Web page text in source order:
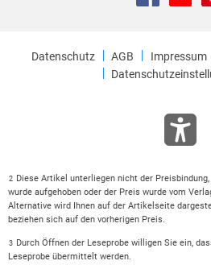
Datenschutz AGB Impressum
2
Diese Artikel unterliegen nicht der
wurde aufgehoben oder der Preis wurde vom
Alternative wird Ihnen auf der Artikelseite
beziehen sich auf den vorherigen Preis.
3
Durch Öffnen der Leseprobe willigen Sie ein,
Leseprobe übermittelt werden.